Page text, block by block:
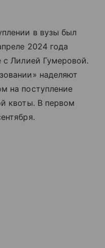
в вузы был
2024 года
с Лилией Гумеровой.
наделяют
на поступление
квоты. В первом